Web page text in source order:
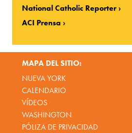
National Catholic Reporter
ACI Prensa
MAPA DEL SITIO:
NUEVA YORK
CALENDARIO
VÍDEOS
WASHINGTON
PÓLIZA DE PRIVACIDAD